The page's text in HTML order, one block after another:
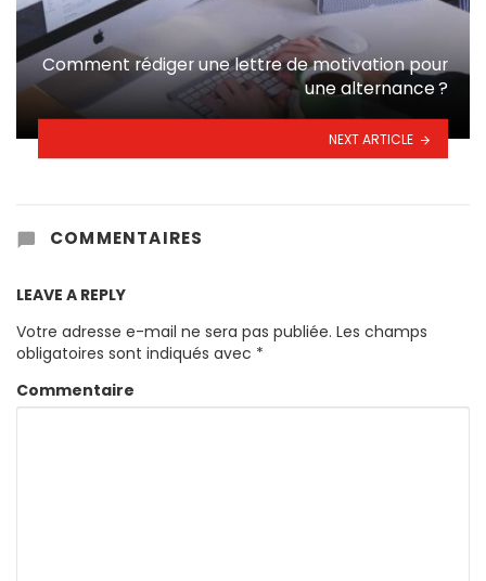
Comment rédiger une lettre de motivation pour
une alternance ?
NEXT ARTICLE
COMMENTAIRES
LEAVE A REPLY
Votre adresse e-mail ne sera pas publiée. Les champs
obligatoires sont indiqués avec *
Commentaire